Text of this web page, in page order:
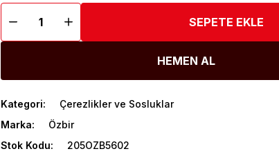
SEPETE EKLE
HEMEN AL
Kategori
Çerezlikler ve Sosluklar
Marka
Özbir
Stok Kodu
205OZB5602